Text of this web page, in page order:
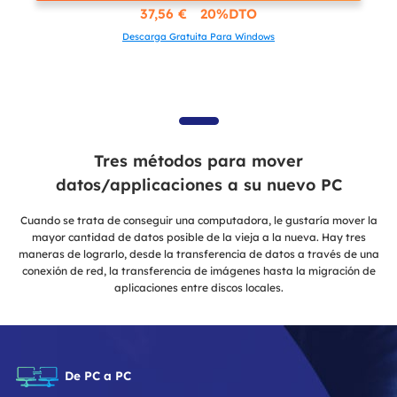
37,56 € 20%DTO
Descarga Gratuita Para Windows
Tres métodos para mover
datos/applicaciones a su nuevo PC
Cuando se trata de conseguir una computadora, le gustaría mover la
mayor cantidad de datos posible de la vieja a la nueva. Hay tres
maneras de lograrlo, desde la transferencia de datos a través de una
conexión de red, la transferencia de imágenes hasta la migración de
aplicaciones entre discos locales.
De PC a PC